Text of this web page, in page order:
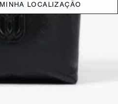
LOCALIZAÇÃO
esta espaçosa bolsa shopping preta
dia a dia! O emblema Schutz em
a alça de corrente com couro
mais interessante. Tem
seus itens seguros. Aposte!